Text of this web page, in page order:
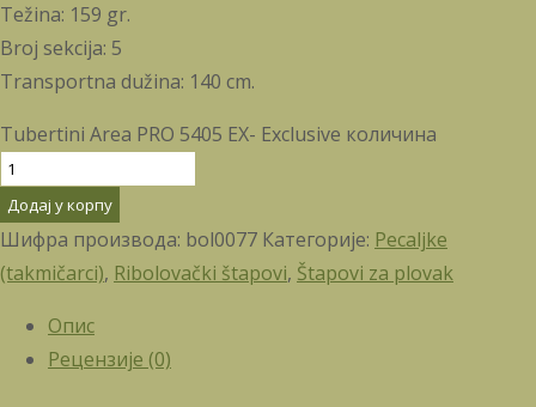
Težina: 159 gr.
Broj sekcija: 5
Transportna dužina: 140 cm.
Tubertini Area PRO 5405 EX- Exclusive количина
Додај у корпу
Шифра производа: bol0077 Категорије: Pecaljke
(takmičarci), Ribolovački štapovi, Štapovi za plovak
Опис
Рецензије (0)